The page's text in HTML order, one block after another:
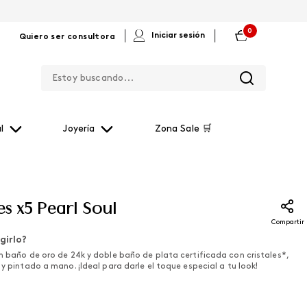
Quiero ser consultora Iniciar sesión
0
Joyería Zona Sale 🛒
x5 Pearl Soul
Compartir
baño de oro de 24k y doble baño de plata certificada con cristales*,
pintado a mano. ¡Ideal para darle el toque especial a tu look!